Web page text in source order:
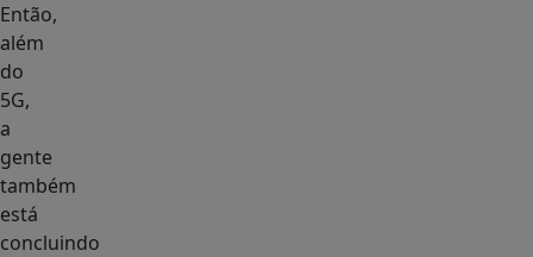
Então,
além
do
5G,
a
gente
também
está
concluindo